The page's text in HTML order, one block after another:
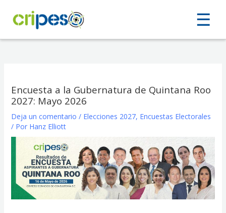
☰
☰
contenido
Encuesta a la Gubernatura de Quintana Roo
2027: Mayo 2026
Deja un comentario / Elecciones 2027, Encuestas Electorales
/ Por Hanz Elliott